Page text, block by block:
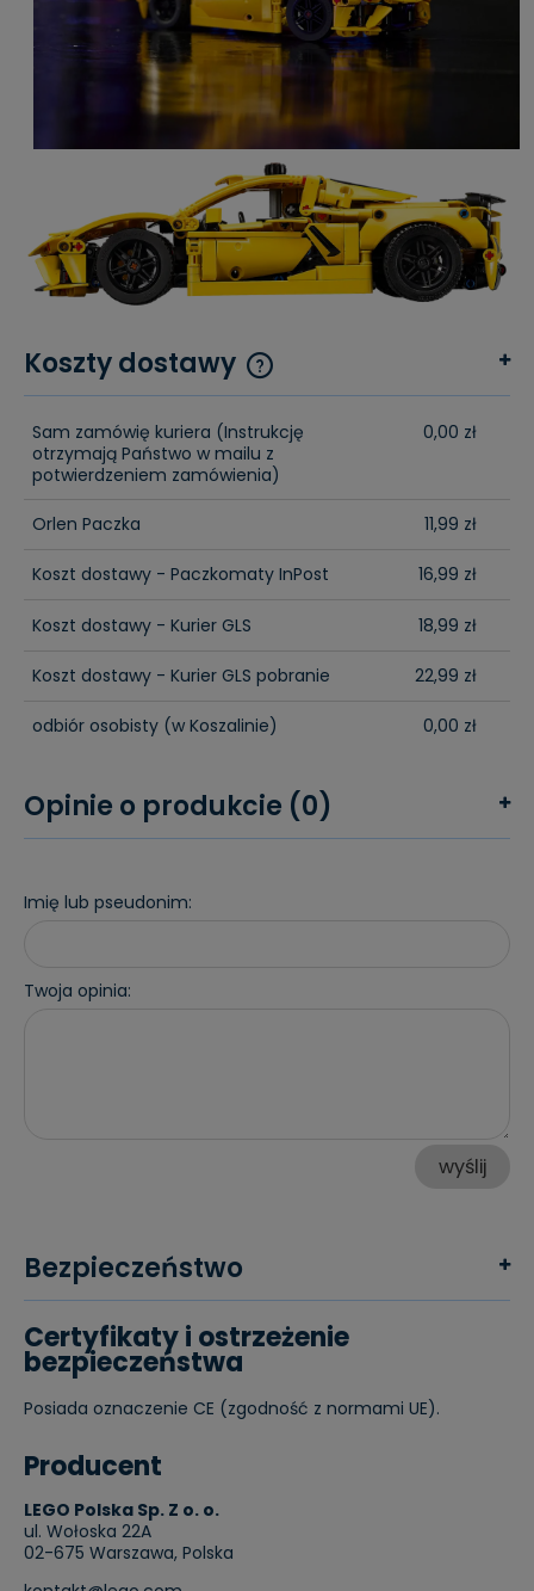
Koszty dostawy
Cena nie zawiera ewentualnych kosztów płatności
Sam zamówię kuriera (Instrukcję
otrzymają Państwo w mailu z
potwierdzeniem zamówienia)
0,00 zł
Orlen Paczka 11,99 zł
Koszt dostawy - Paczkomaty InPost 16,99 zł
Koszt dostawy - Kurier GLS 18,99 zł
Koszt dostawy - Kurier GLS pobranie 22,99 zł
odbiór osobisty (w Koszalinie) 0,00 zł
Opinie o produkcie (0)
Imię lub pseudonim:
Twoja opinia:
wyślij
Bezpieczeństwo
Certyfikaty i ostrzeżenie
bezpieczeństwa
Posiada oznaczenie CE (zgodność z normami UE).
Producent
LEGO Polska Sp. Z o. o.
ul. Wołoska 22A
02-675 Warszawa, Polska